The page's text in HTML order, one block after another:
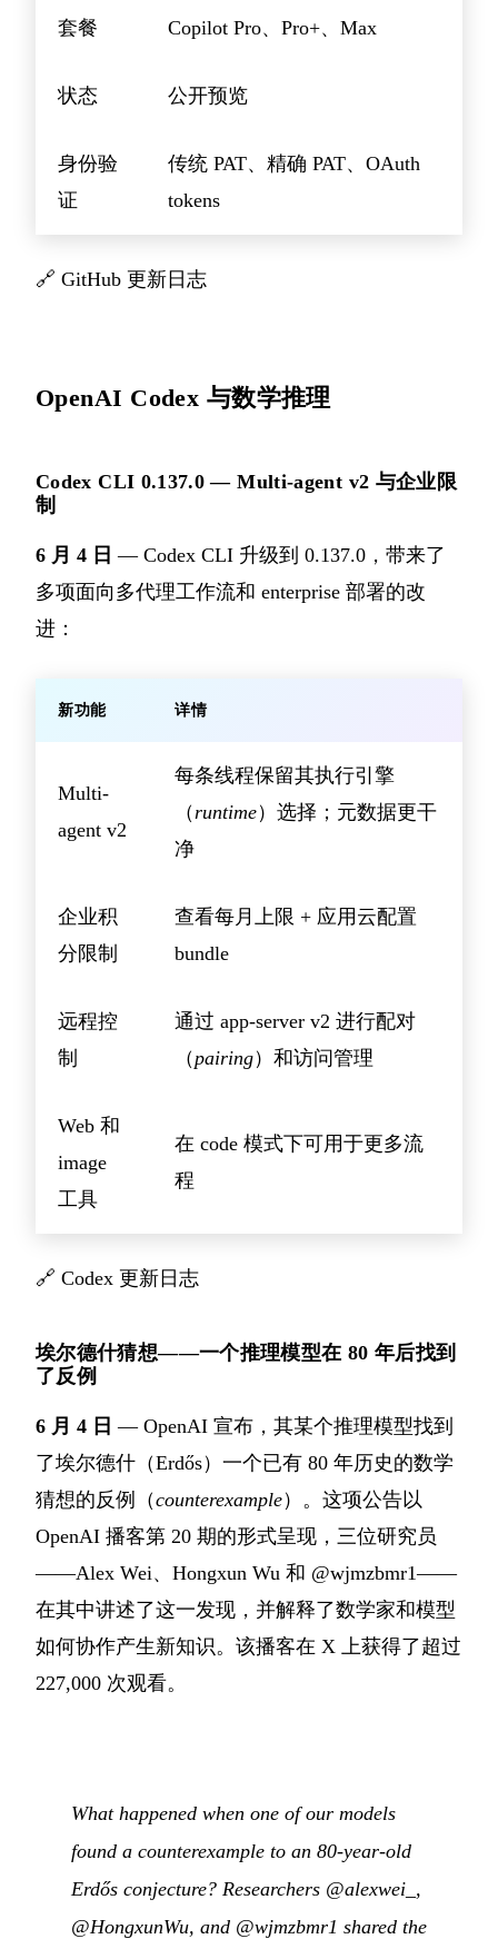
套餐 Copilot Pro、Pro+、Max
状态 公开预览
身份验
证
传统 PAT、精确 PAT、OAuth
tokens
🔗 GitHub 更新日志
OpenAI Codex 与数学推理
Codex CLI 0.137.0 — Multi-agent v2 与企业限
制
6 月 4 日 — Codex CLI 升级到 0.137.0，带来了
多项面向多代理工作流和 enterprise 部署的改
进：
新功能 详情
Multi-
agent v2
每条线程保留其执行引擎
（runtime）选择；元数据更干
净
企业积
分限制
查看每月上限 + 应用云配置
bundle
远程控
制
通过 app-server v2 进行配对
（pairing）和访问管理
Web 和
image
工具
在 code 模式下可用于更多流
程
🔗 Codex 更新日志
埃尔德什猜想——一个推理模型在 80 年后找到
了反例
6 月 4 日 — OpenAI 宣布，其某个推理模型找到
了埃尔德什（Erdős）一个已有 80 年历史的数学
猜想的反例（counterexample）。这项公告以
OpenAI 播客第 20 期的形式呈现，三位研究员
——Alex Wei、Hongxun Wu 和 @wjmzbmr1——
在其中讲述了这一发现，并解释了数学家和模型
如何协作产生新知识。该播客在 X 上获得了超过
227,000 次观看。
What happened when one of our models
found a counterexample to an 80-year-old
Erdős conjecture? Researchers @alexwei_,
@HongxunWu, and @wjmzbmr1 shared the